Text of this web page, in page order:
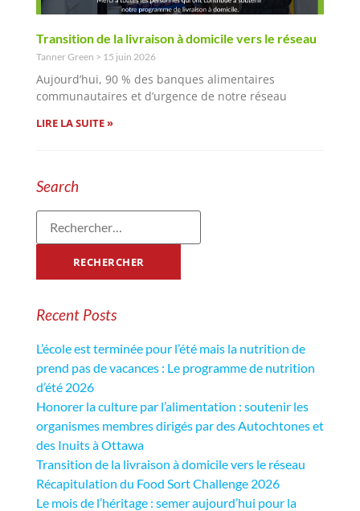
Transition de la livraison à domicile vers le réseau
Tanner Green 15 juin 2026
Aujourd’hui, 90 % des banques alimentaires
communautaires et d’urgence de notre réseau
LIRE LA SUITE »
Search
Recent Posts
L’école est terminée pour l’été mais la nutrition de
prend pas de vacances : Le programme de nutrition
d’été 2026
Honorer la culture par l’alimentation : soutenir les
organismes membres dirigés par des Autochtones et
des Inuits à Ottawa
Transition de la livraison à domicile vers le réseau
Récapitulation du Food Sort Challenge 2026
Le mois de l’héritage : semer aujourd’hui pour la